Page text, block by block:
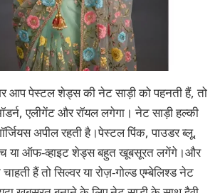
आप पेस्टल शेड्स की नेट साड़ी को पहनती हैं, तो
एलीगेंट और रॉयल लगेगा। नेट साड़ी हल्की
अपील रहती है।पेस्टल पिंक, पाउडर ब्लू,
या ऑफ-व्हाइट शेड्स बहुत खूबसूरत लगेंगे।और
हैं तो सिल्वर या रोज़-गोल्ड एम्बेलिश्ड नेट